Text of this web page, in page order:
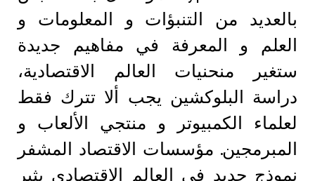
بالعديد من التنبؤات و المعلومات و
العلم و المعرفة في مفاهيم جديدة
ستغير منحنيات العالم الاقتصادية،
دراسة البلوكشين يجب ألا تترك فقط
لعلماء الكمبيوتر و منتجي الألعاب و
المبرمجين. مؤسسات الاقتصاد المشفر
نموذج جديد في العالم الاقتصادي يثير